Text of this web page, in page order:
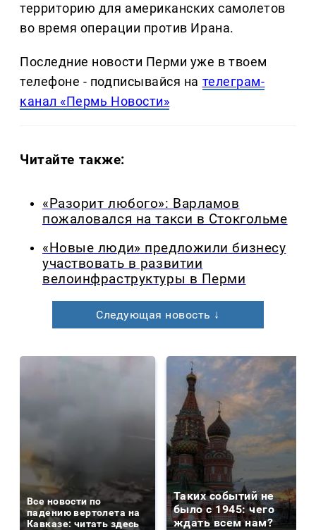
территорию для американских самолетов
во время операции против Ирана.
Последние новости Перми уже в твоем
телефоне - подписывайся на телеграм-
канал «Пермь Новости»
Читайте также:
«Разорит любого»: Варламов
пожаловался на такси в Стокгольме
«Новые люди» предложили бизнесу
участвовать в развитии
велоинфраструктуры в Перми
Следующая новость ↓
Все новости по
падению вертолета на
Кавказе: читать здесь
Таких событий не
было с 1945: чего
ждать всем нам?